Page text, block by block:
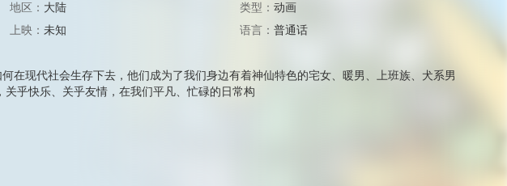
地区： 大陆 类型：动画
上映： 未知 语言：普通话
在现代社会生存下去，他们成为了我们身边有着神仙特色的宅女、暖男、上班族、犬系男
乎快乐、关乎友情，在我们平凡、忙碌的日常构